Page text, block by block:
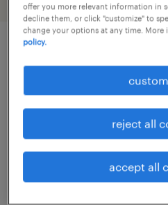
job details
社名
offer you more relevant information in
decline them, or click "customize" to
change your options at any time.
policy.
reject all
accept all